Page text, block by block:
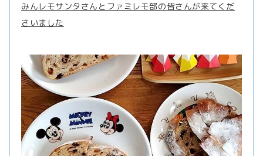
みんレモサンタさんとファミレモ部の皆さんが来てくだ
さいました